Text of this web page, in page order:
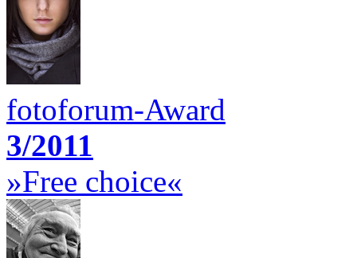
fotoforum-Award
3/2011
»Free choice«